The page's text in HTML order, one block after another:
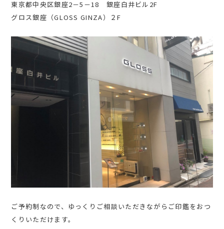
東京都中央区銀座2－5－18 銀座白井ビル2F
グロス銀座（GLOSS GINZA）２F
ご予約制なので、ゆっくりご相談いただきながらご印鑑をおつ
くりいただけます。